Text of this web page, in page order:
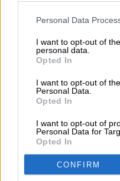
Personal Data
I want to opt-out of
personal data.
Opted In
I want to opt-out of
Personal Data.
Opted In
I want to opt-out of
Personal Data for
Opted In
CONFIRM
por inteligencia
su propia galería
su consumo es
problema fue
usuario de Reddit
Read more